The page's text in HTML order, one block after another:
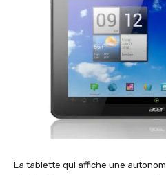
La tablette qui affiche une